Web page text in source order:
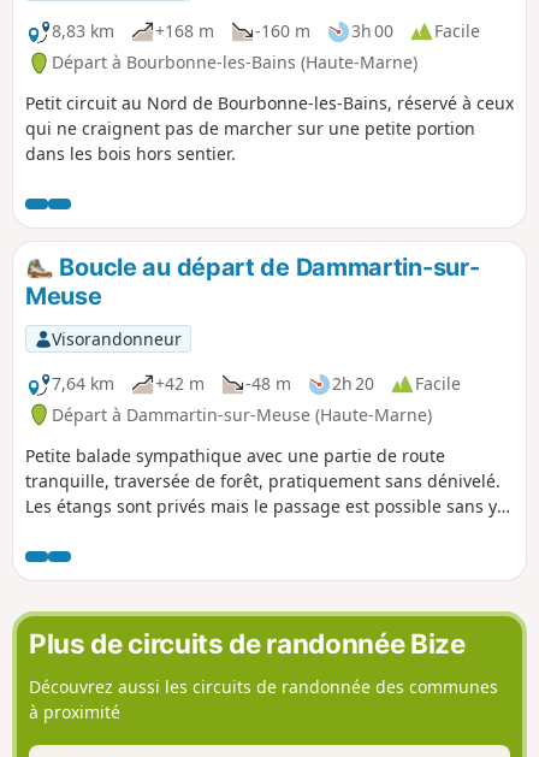
8,83 km
+168 m -160 m 3h 00
Facile
Départ à Bourbonne-les-Bains (Haute-Marne)
Petit circuit au Nord de Bourbonne-les-Bains, réservé à ceux
qui ne craignent pas de marcher sur une petite portion
dans les bois hors sentier.
Boucle au départ de Dammartin-sur-
Meuse
Visorandonneur
7,64 km
+42 m -48 m 2h 20
Facile
Départ à Dammartin-sur-Meuse (Haute-Marne)
Petite balade sympathique avec une partie de route
tranquille, traversée de forêt, pratiquement sans dénivelé.
Les étangs sont privés mais le passage est possible sans y
en forêt et en plaine.
Plus de circuits de randonnée Bize
Découvrez aussi les circuits de randonnée des communes
à proximité